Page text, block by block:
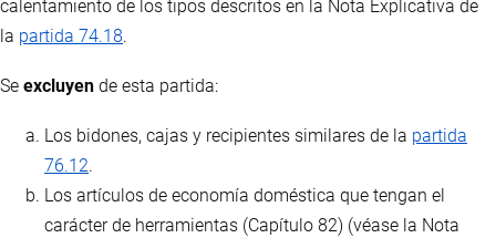
calentamiento de los tipos descritos en la Nota Explicativa de
la partida 74.18.
Se excluyen de esta partida:
Los bidones, cajas y recipientes similares de la partida
76.12.
Los artículos de economía doméstica que tengan el
carácter de herramientas (Capítulo 82) (véase la Nota